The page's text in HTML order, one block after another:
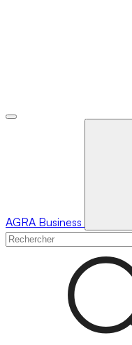
AGRA Business